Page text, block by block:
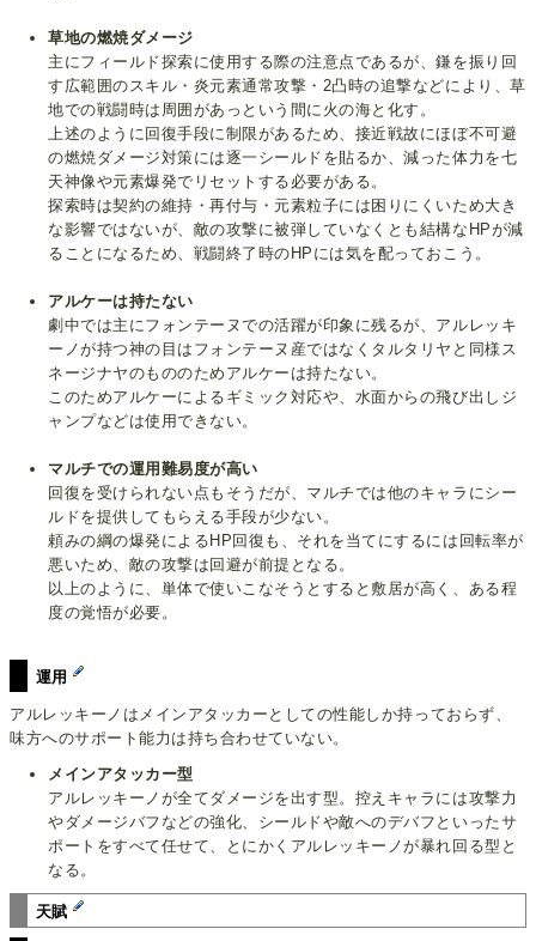
草地の燃焼ダメージ
主にフィールド探索に使用する際の注意点であるが、鎌を振り回
す広範囲のスキル・炎元素通常攻撃・2凸時の追撃などにより、草
地での戦闘時は周囲があっという間に火の海と化す。
上述のように回復手段に制限があるため、接近戦故にほぼ不可避
の燃焼ダメージ対策には逐一シールドを貼るか、減った体力を七
天神像や元素爆発でリセットする必要がある。
探索時は契約の維持・再付与・元素粒子には困りにくいため大き
な影響ではないが、敵の攻撃に被弾していなくとも結構なHPが減
ることになるため、戦闘終了時のHPには気を配っておこう。
アルケーは持たない
劇中では主にフォンテーヌでの活躍が印象に残るが、アルレッキ
ーノが持つ神の目はフォンテーヌ産ではなくタルタリヤと同様ス
ネージナヤのもののためアルケーは持たない。
このためアルケーによるギミック対応や、水面からの飛び出しジ
ャンプなどは使用できない。
マルチでの運用難易度が高い
回復を受けられない点もそうだが、マルチでは他のキャラにシー
ルドを提供してもらえる手段が少ない。
頼みの綱の爆発によるHP回復も、それを当てにするには回転率が
悪いため、敵の攻撃は回避が前提となる。
以上のように、単体で使いこなそうとすると敷居が高く、ある程
度の覚悟が必要。
運用
アルレッキーノはメインアタッカーとしての性能しか持っておらず、
味方へのサポート能力は持ち合わせていない。
メインアタッカー型
アルレッキーノが全てダメージを出す型。控えキャラには攻撃力
やダメージバフなどの強化、シールドや敵へのデバフといったサ
ポートをすべて任せて、とにかくアルレッキーノが暴れ回る型と
なる。
天賦